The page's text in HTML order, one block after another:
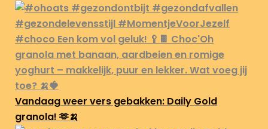
Vandaag weer vers gebakken: Daily Gold
granola! 🫶🍌